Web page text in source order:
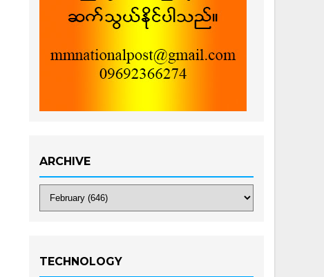
ARCHIVE
TECHNOLOGY